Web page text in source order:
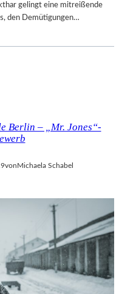
gelingt eine mitreißende
den Demütigungen…
Berlin – „Mr. Jones“-
vonMichaela Schabel